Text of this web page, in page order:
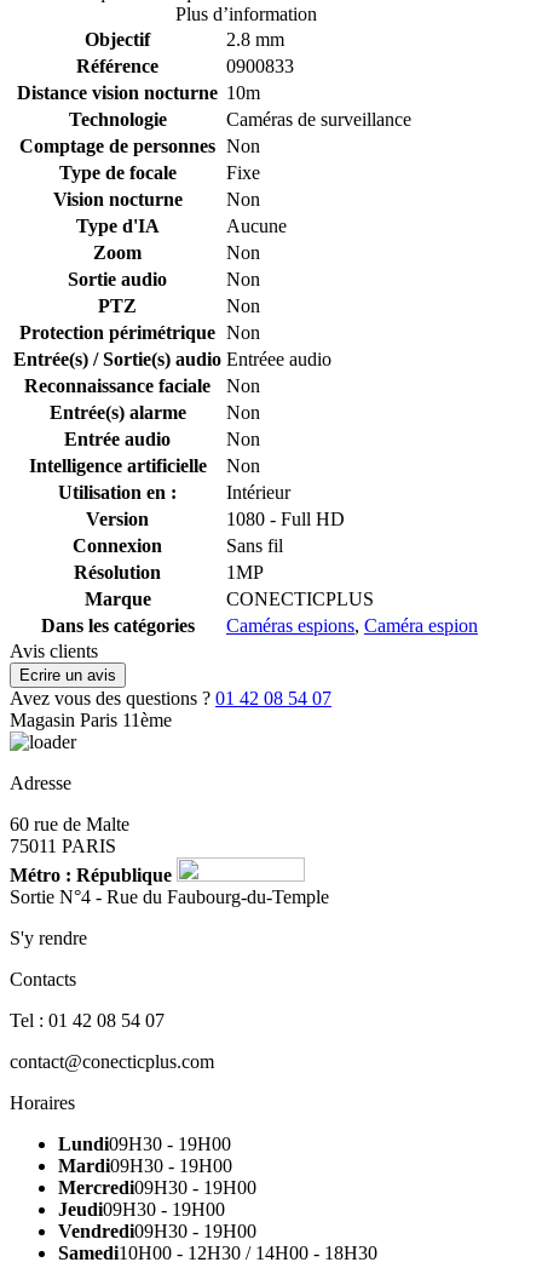
Plus d’information
Objectif
2.8 mm
Référence
0900833
Distance vision nocturne 10m
Technologie
Caméras de surveillance
Comptage de personnes Non
Type de focale
Fixe
Vision nocturne
Non
Type d'IA
Aucune
Zoom
Non
Sortie audio
Non
PTZ
Non
Protection périmétrique Non
Entrée(s) / Sortie(s) audio Entréee audio
Reconnaissance faciale
Non
Entrée(s) alarme
Non
Entrée audio
Non
Intelligence artificielle
Non
Utilisation en :
Intérieur
Version
1080 - Full HD
Connexion
Sans fil
Résolution
1MP
Marque
CONECTICPLUS
Dans les catégories
Caméras espions, Caméra espion
Avis clients
Ecrire un avis
Avez vous des questions ? 01 42 08 54 07
Magasin Paris 11ème
Adresse
60 rue de Malte
75011 PARIS
Métro : République
Sortie N°4 - Rue du Faubourg-du-Temple
S'y rendre
Contacts
Tel : 01 42 08 54 07
contact@conecticplus.com
Horaires
Lundi09H30 - 19H00
Mardi09H30 - 19H00
Mercredi09H30 - 19H00
Jeudi09H30 - 19H00
Vendredi09H30 - 19H00
Samedi10H00 - 12H30 / 14H00 - 18H30